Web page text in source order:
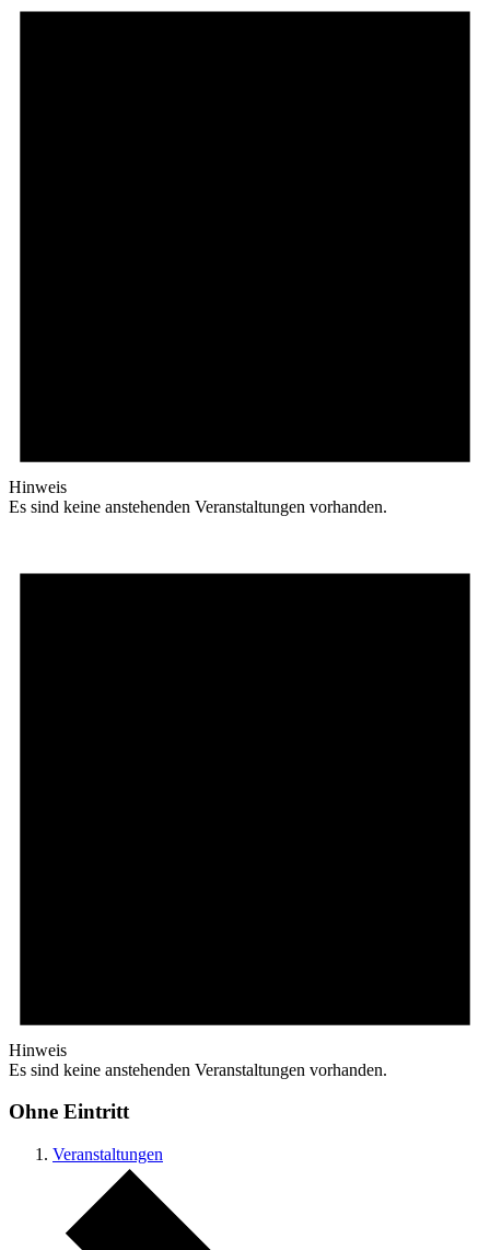
Hinweis
Es sind keine anstehenden Veranstaltungen vorhanden.
Hinweis
Es sind keine anstehenden Veranstaltungen vorhanden.
Ohne Eintritt
Veranstaltungen